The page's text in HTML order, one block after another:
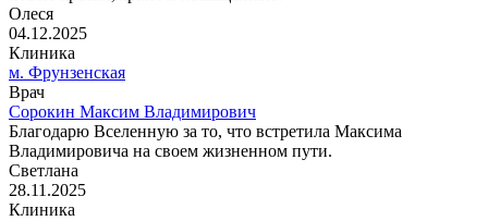
Олеся
04.12.2025
Клиника
м. Фрунзенская
Врач
Сорокин Максим Владимирович
Благодарю Вселенную за то, что встретила Максима
Владимировича на своем жизненном пути.
Светлана
28.11.2025
Клиника